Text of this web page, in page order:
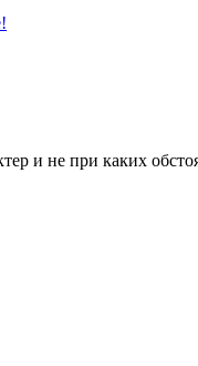
и не при каких